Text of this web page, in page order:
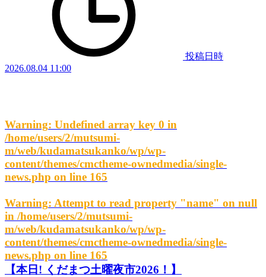
投稿日時
2026.08.04 11:00
Warning: Undefined array key 0 in
/home/users/2/mutsumi-
m/web/kudamatsukanko/wp/wp-
content/themes/cmctheme-ownedmedia/single-
news.php on line 165
Warning: Attempt to read property "name" on null
in /home/users/2/mutsumi-
m/web/kudamatsukanko/wp/wp-
content/themes/cmctheme-ownedmedia/single-
news.php on line 165
【本日! くだまつ土曜夜市2026！】